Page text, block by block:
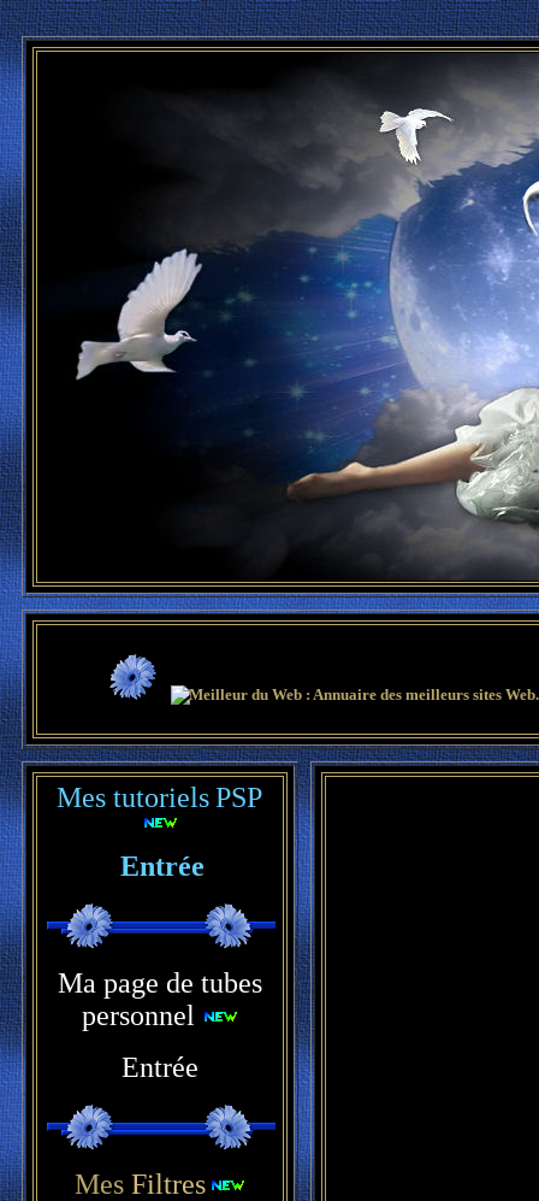
Mes tutoriels PSP
Entrée
Ma page de tubes
personnel
Entrée
MesFiltres